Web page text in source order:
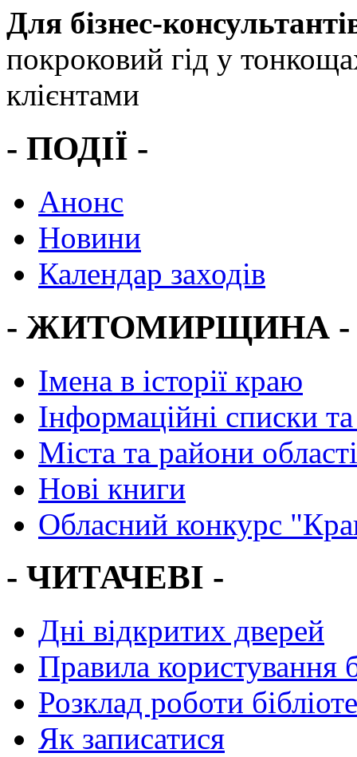
Для бізнес-
покроковий гід у
клієнтами
- ПОДІЇ -
Анонс
Новини
Календар заходів
- ЖИТОМИРЩИНА -
Імена в історії краю
Інформаційні списки
Міста та райони області
Нові книги
Обласний конкурс
- ЧИТАЧЕВІ -
Дні відкритих дверей
Правила користування
Розклад роботи
Як записатися